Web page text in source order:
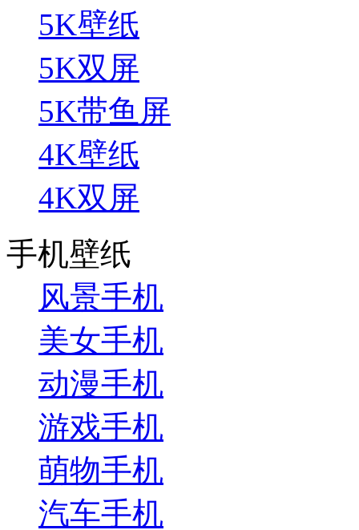
5K壁纸
5K双屏
5K带鱼屏
4K壁纸
4K双屏
手机壁纸
风景手机
美女手机
动漫手机
游戏手机
萌物手机
汽车手机